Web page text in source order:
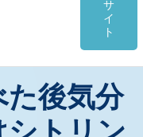
サ
イ
ト
た後気分